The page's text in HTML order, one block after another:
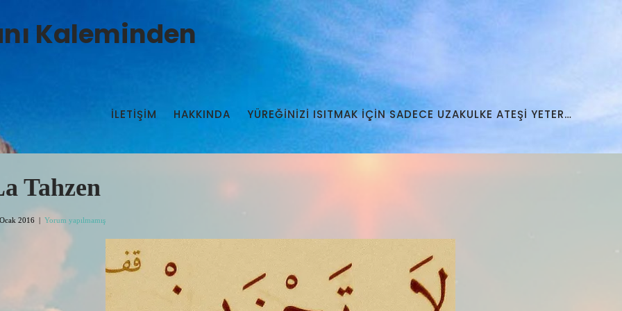
Kaleminden
İLETIŞIM HAKKINDA YÜREĞİNİZİ ISITMAK İÇİN SADECE UZAKULKE ATEŞİ YETER…
Tahzen
2016 | Yorum yapılmamış